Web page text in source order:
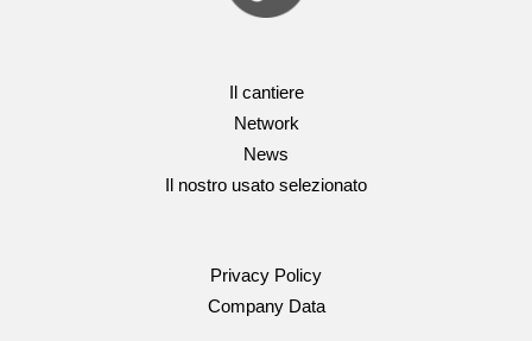
Il cantiere
Network
News
Il nostro usato selezionato
Privacy Policy
Company Data